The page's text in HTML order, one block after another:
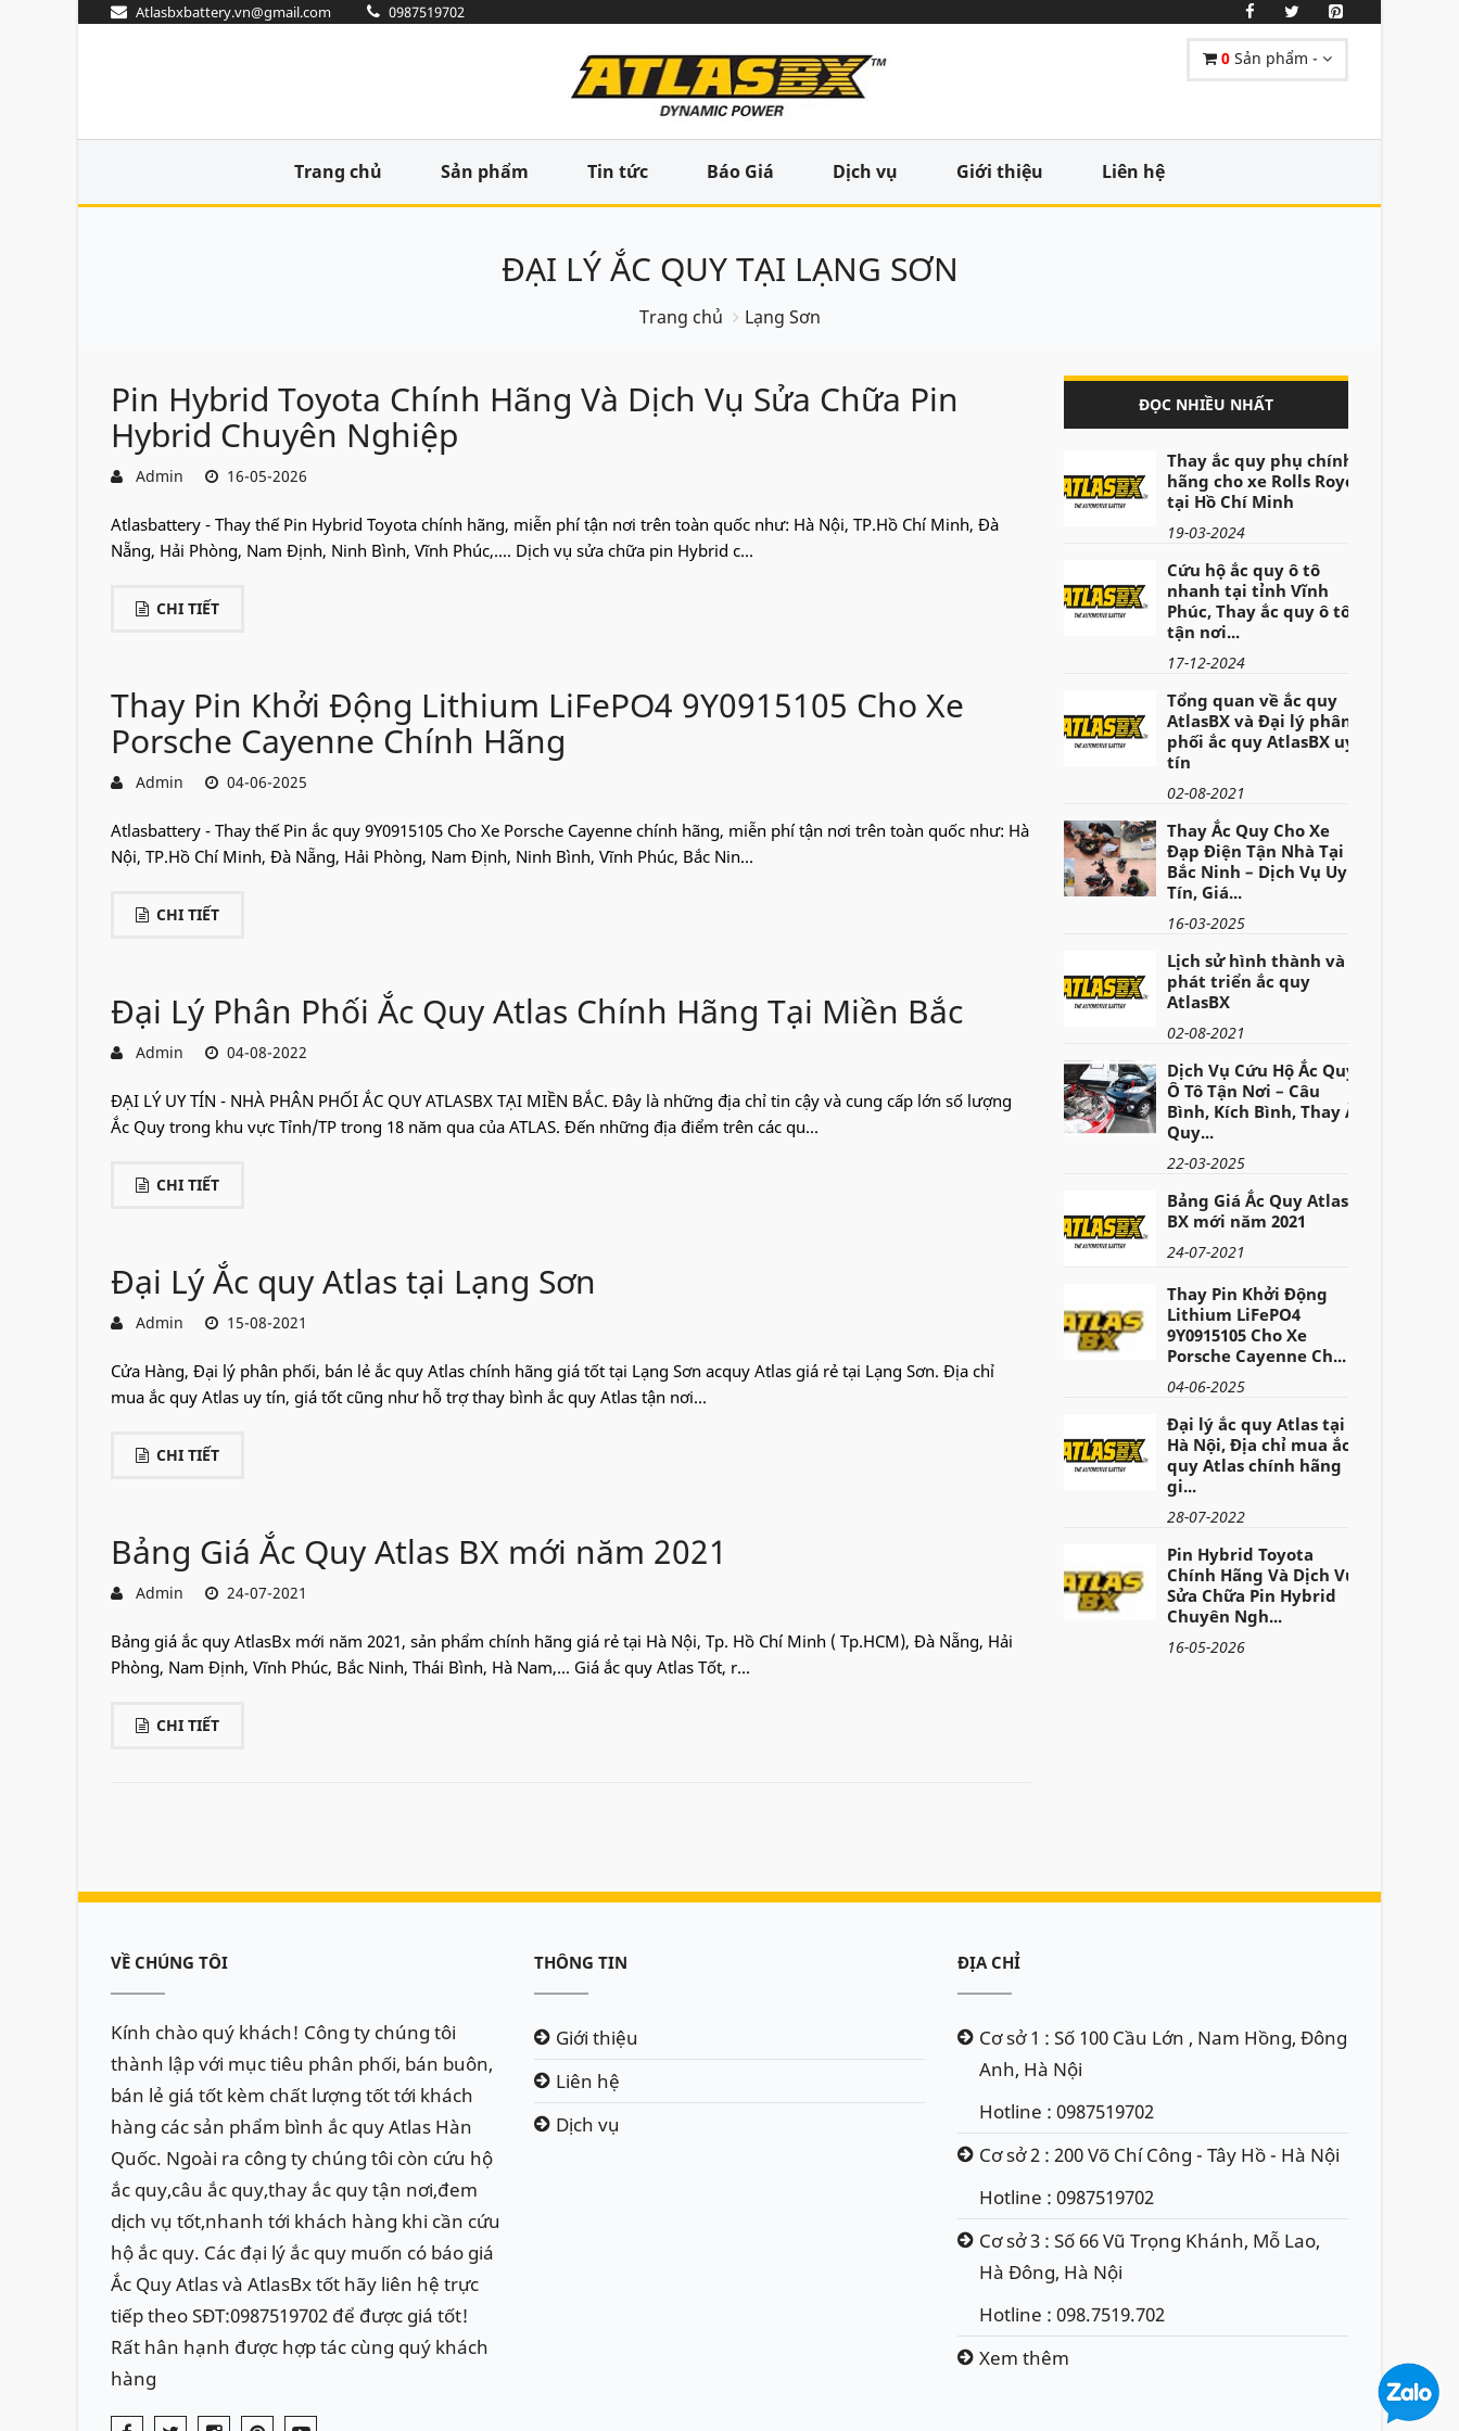
Atlasbxbattery.vn@gmail.com 0987519702
0 Sản phẩm -
Trang chủ Sản phẩm Tin tức Báo Giá Dịch vụ Giới thiệu Liên hệ
ĐẠI LÝ ẮC QUY TẠI LẠNG SƠN
Trang chủ Lạng Sơn
Pin Hybrid Toyota Chính Hãng Và Dịch Vụ Sửa Chữa Pin
Hybrid Chuyên Nghiệp
Admin 16-05-2026
Atlasbattery - Thay thế Pin Hybrid Toyota chính hãng, miễn phí tận nơi trên toàn quốc như: Hà Nội, TP.Hồ Chí Minh, Đà
Nẵng, Hải Phòng, Nam Định, Ninh Bình, Vĩnh Phúc,.... Dịch vụ sửa chữa pin Hybrid c...
CHI TIẾT
Thay Pin Khởi Động Lithium LiFePO4 9Y0915105 Cho Xe
Porsche Cayenne Chính Hãng
Admin 04-06-2025
Atlasbattery - Thay thế Pin ắc quy 9Y0915105 Cho Xe Porsche Cayenne chính hãng, miễn phí tận nơi trên toàn quốc như: Hà
Nội, TP.Hồ Chí Minh, Đà Nẵng, Hải Phòng, Nam Định, Ninh Bình, Vĩnh Phúc, Bắc Nin...
CHI TIẾT
Đại Lý Phân Phối Ắc Quy Atlas Chính Hãng Tại Miền Bắc
Admin 04-08-2022
ĐẠI LÝ UY TÍN - NHÀ PHÂN PHỐI ẮC QUY ATLASBX TẠI MIỀN BẮC. Đây là những địa chỉ tin cậy và cung cấp lớn số lượng
Ắc Quy trong khu vực Tỉnh/TP trong 18 năm qua của ATLAS. Đến những địa điểm trên các qu...
CHI TIẾT
Đại Lý Ắc quy Atlas tại Lạng Sơn
Admin 15-08-2021
Cửa Hàng, Đại lý phân phối, bán lẻ ắc quy Atlas chính hãng giá tốt tại Lạng Sơn acquy Atlas giá rẻ tại Lạng Sơn. Địa chỉ
mua ắc quy Atlas uy tín, giá tốt cũng như hỗ trợ thay bình ắc quy Atlas tận nơi...
CHI TIẾT
Bảng Giá Ắc Quy Atlas BX mới năm 2021
Admin 24-07-2021
Bảng giá ắc quy AtlasBx mới năm 2021, sản phẩm chính hãng giá rẻ tại Hà Nội, Tp. Hồ Chí Minh ( Tp.HCM), Đà Nẵng, Hải
Phòng, Nam Định, Vĩnh Phúc, Bắc Ninh, Thái Bình, Hà Nam,... Giá ắc quy Atlas Tốt, r...
CHI TIẾT
ĐỌC NHIỀU NHẤT
Thay ắc quy phụ chính
hãng cho xe Rolls Royce
tại Hồ Chí Minh
19-03-2024
Cứu hộ ắc quy ô tô
nhanh tại tỉnh Vĩnh
Phúc, Thay ắc quy ô tô
tận nơi...
17-12-2024
Tổng quan về ắc quy
AtlasBX và Đại lý phân
phối ắc quy AtlasBX uy
tín
02-08-2021
Thay Ắc Quy Cho Xe
Đạp Điện Tận Nhà Tại
Bắc Ninh – Dịch Vụ Uy
Tín, Giá...
16-03-2025
Lịch sử hình thành và
phát triển ắc quy
AtlasBX
02-08-2021
Dịch Vụ Cứu Hộ Ắc Quy
Ô Tô Tận Nơi – Câu
Bình, Kích Bình, Thay Ắc
Quy...
22-03-2025
Bảng Giá Ắc Quy Atlas
BX mới năm 2021
24-07-2021
Thay Pin Khởi Động
Lithium LiFePO4
9Y0915105 Cho Xe
Porsche Cayenne Ch...
04-06-2025
Đại lý ắc quy Atlas tại
Hà Nội, Địa chỉ mua ắc
quy Atlas chính hãng
gi...
28-07-2022
Pin Hybrid Toyota
Chính Hãng Và Dịch Vụ
Sửa Chữa Pin Hybrid
Chuyên Ngh...
16-05-2026
VỀ CHÚNG TÔI
Kính chào quý khách! Công ty chúng tôi
thành lập với mục tiêu phân phối, bán buôn,
bán lẻ giá tốt kèm chất lượng tốt tới khách
hàng các sản phẩm bình ắc quy Atlas Hàn
Quốc. Ngoài ra công ty chúng tôi còn cứu hộ
ắc quy,câu ắc quy,thay ắc quy tận nơi,đem
dịch vụ tốt,nhanh tới khách hàng khi cần cứu
hộ ắc quy. Các đại lý ắc quy muốn có báo giá
Ắc Quy Atlas và AtlasBx tốt hãy liên hệ trực
tiếp theo SĐT:0987519702 để được giá tốt!
Rất hân hạnh được hợp tác cùng quý khách
hàng
THÔNG TIN
Giới thiệu
Liên hệ
Dịch vụ
ĐỊA CHỈ
Cơ sở 1 : Số 100 Cầu Lớn , Nam Hồng, Đông
Anh, Hà Nội
Hotline : 0987519702
Cơ sở 2 : 200 Võ Chí Công - Tây Hồ - Hà Nội
Hotline : 0987519702
Cơ sở 3 : Số 66 Vũ Trọng Khánh, Mỗ Lao,
Hà Đông, Hà Nội
Hotline : 098.7519.702
Xem thêm